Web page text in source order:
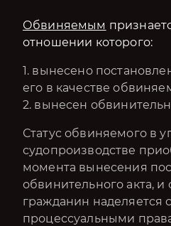
Обвиняемым
отношении которого:
1. вынесено
его в качестве
2. вынесен
Статус обвиняемого в
судопроизводстве
момента вынесения
обвинительного акта, и
гражданин наделяется
процессуальными